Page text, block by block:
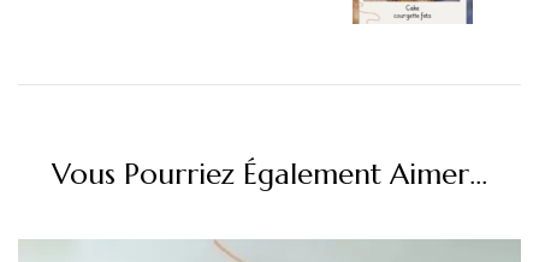
Vous Pourriez Également Aimer...